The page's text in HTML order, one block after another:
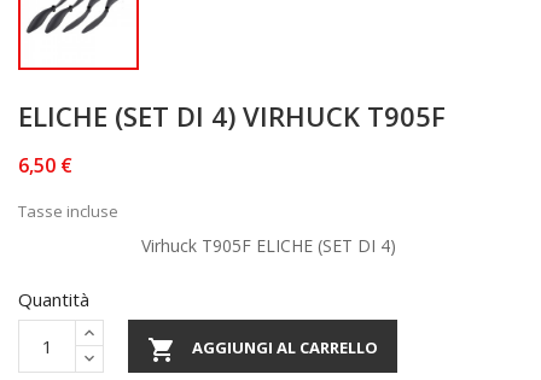
ELICHE (SET DI 4) VIRHUCK T905F
6,50 €
Tasse incluse
Virhuck T905F ELICHE (SET DI 4)
Quantità
 AGGIUNGI AL CARRELLO